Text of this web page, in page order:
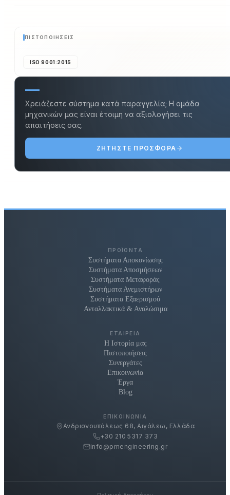
ΠΙΣΤΟΠΟΙΉΣΕΙΣ
ISO 9001:2015
Χρειάζεστε σύστημα κατά παραγγελία; Η ομάδα
μηχανικών μας είναι έτοιμη να αξιολογήσει τις
απαιτήσεις σας.
ΖΗΤΉΣΤΕ ΠΡΟΣΦΟΡΆ
ΠΡΟΪΌΝΤΑ
Συστήματα Αποκονίωσης
Συστήματα Αποσμήσεων
Συστήματα Μεταφοράς
Συστήματα Ανεμιστήρων
Συστήματα Εξαερισμού
Ανταλλακτικά & Αναλώσιμα
ΕΤΑΙΡΕΊΑ
Η Ιστορία μας
Πιστοποιήσεις
Συνεργάτες
Επικοινωνία
Έργα
Blog
ΕΠΙΚΟΙΝΩΝΊΑ
Ανδριανουπόλεως 68, Αιγάλεω, Ελλάδα
+30 210 5317 373
info@pmengineering.gr